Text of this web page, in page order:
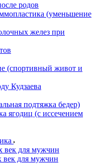
родов
(уменьшение
желез при
(спортивный живот и
Кудзаева
подтяжка бедер)
ягодиц (с иссечением
век для мужчин
век для мужчин